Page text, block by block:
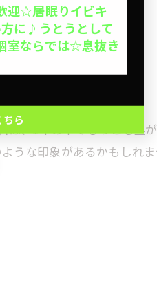
が誰かの記念日】
は、1年の中でもっとも昼
うな印象があるかもしれ
ちら
迎☆居眠りイビキ
に♪うとうとして
室ならでは☆息抜き
ら